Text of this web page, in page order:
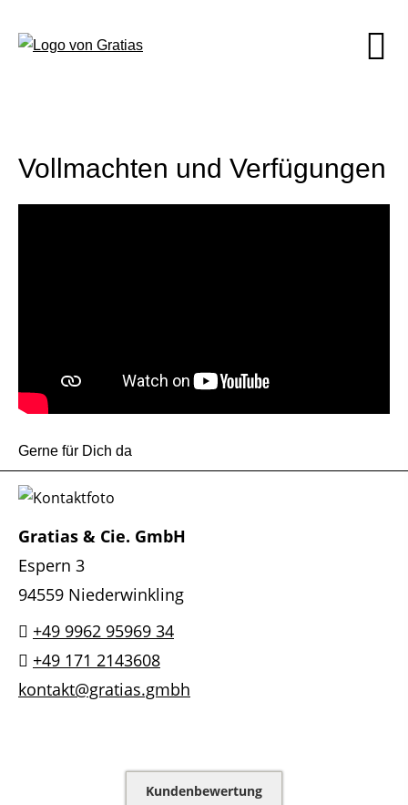
Vollmachten und Verfügungen
Gerne für Dich da
Gratias & Cie. GmbH
Espern 3
94559 Niederwinkling
+49 9962 95969 34
+49 171 2143608
kontakt@gratias.gmbh
Kundenbewertung